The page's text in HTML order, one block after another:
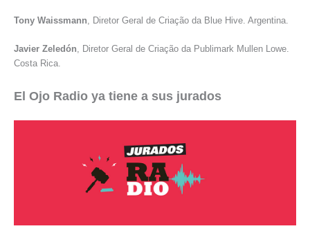
Tony Waissmann , Diretor Geral de Criação da Blue Hive. Argentina.
Javier Zeledón, Diretor Geral de Criação da Publimark Mullen Lowe.
Costa Rica.
El Ojo Radio ya tiene a sus jurados